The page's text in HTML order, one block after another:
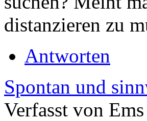
distanzieren zu
Antworten
Spontan und
Verfasst von